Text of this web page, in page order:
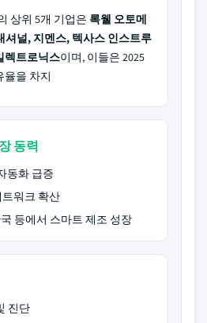
상위 5개 기업은 록웰 오토메
셔널, 지멘스, 텍사스 인스트루
렉트로닉스이며, 이들은 2025
율을 차지
동력
동화 급증
트워크 확산
등에서 스마트 제조 성장
진단